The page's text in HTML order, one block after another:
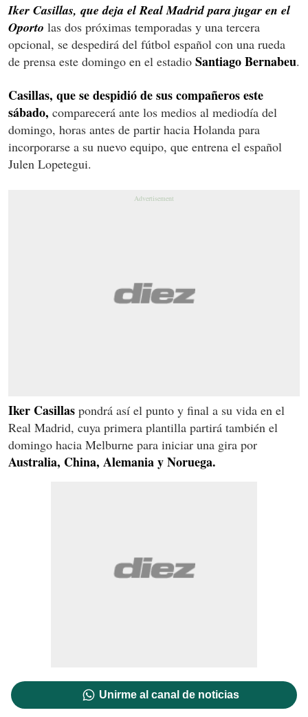
Iker Casillas, que deja el Real Madrid para jugar en el
Oporto las dos próximas temporadas y una tercera
opcional, se despedirá del fútbol español con una rueda
de prensa este domingo en el estadio Santiago Bernabeu.
Casillas, que se despidió de sus compañeros este
sábado, comparecerá ante los medios al mediodía del
domingo, horas antes de partir hacia Holanda para
incorporarse a su nuevo equipo, que entrena el español
Julen Lopetegui.
Iker Casillas pondrá así el punto y final a su vida en el
Real Madrid, cuya primera plantilla partirá también el
domingo hacia Melburne para iniciar una gira por
Australia, China, Alemania y Noruega.
Unirme al canal de noticias